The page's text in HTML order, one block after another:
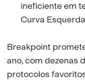
ineficiente em
Curva
Breakpoint
ano, com dezenas
protocolos